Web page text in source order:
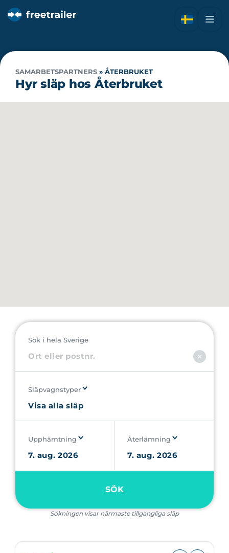
SAMARBETSPARTNERS » ÅTERBRUKET
Hyr släp hos Återbruket
Sök i hela Sverige
Släpvagnstyper
Upphämtning Återlämning
SÖK
Sökningen visar närmaste tillgängliga släp